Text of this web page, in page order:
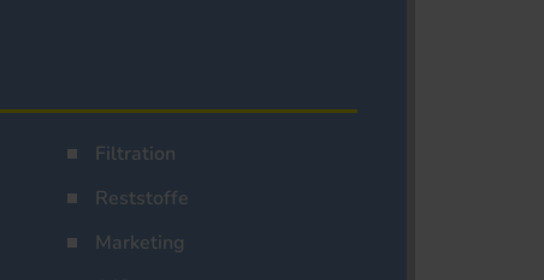
Filtration
Reststoffe
Marketing